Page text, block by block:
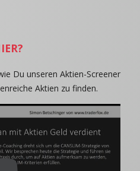
Du unseren Aktien-Screener
Aktien zu finden.